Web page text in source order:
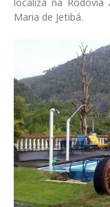
Maria de Jetibá.